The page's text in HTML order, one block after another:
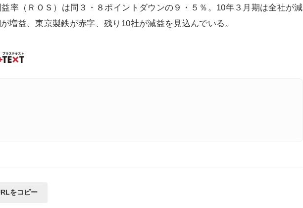
率（ＲＯＳ）は同３・８ポイントダウンの９・５％。10年３月期は全社が減
増益、東京製鉄が赤字、残り10社が減益を見込んでいる。
をコピー